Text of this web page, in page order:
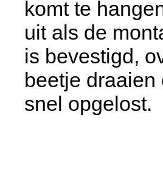
komt te
uit als de
is bevestigd,
beetje
snel opgelost.